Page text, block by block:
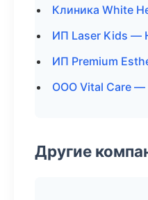
Клиника White
ИП Laser Kids —
ИП Premium
ООО Vital Care —
Другие